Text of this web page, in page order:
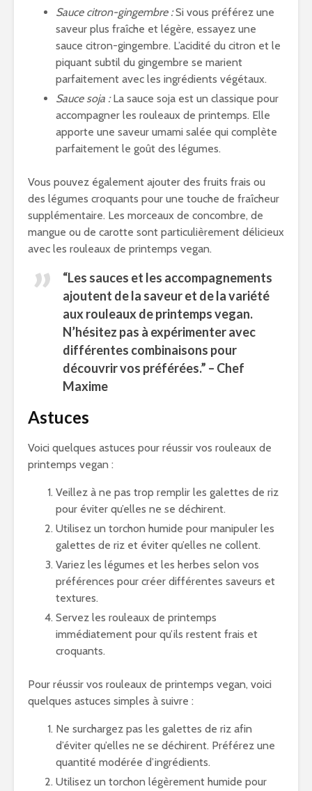
Sauce citron-gingembre :Si vous préférez une
saveur plus fraîche et légère, essayez une
sauce citron-gingembre. L’acidité du citron et le
piquant subtil du gingembre se marient
parfaitement avec les ingrédients végétaux.
Sauce soja :La sauce soja est un classique pour
accompagner les rouleaux de printemps. Elle
apporte une saveur umami salée qui complète
parfaitement le goût des légumes.
Vous pouvez également ajouter des fruits frais ou
des légumes croquants pour une touche de fraîcheur
supplémentaire. Les morceaux de concombre, de
mangue ou de carotte sont particulièrement délicieux
avec les rouleaux de printemps vegan.
“Les sauces et les accompagnements
ajoutent de la saveur et de la variété
aux rouleaux de printemps vegan.
N’hésitez pas à expérimenter avec
différentes combinaisons pour
découvrir vos préférées.” – Chef
Maxime
Astuces
Voici quelques astuces pour réussir vos rouleaux de
printemps vegan :
Veillez à ne pas trop remplir les galettes de riz
pour éviter qu’elles ne se déchirent.
Utilisez un torchon humide pour manipuler les
galettes de riz et éviter qu’elles ne collent.
Variez les légumes et les herbes selon vos
préférences pour créer différentes saveurs et
textures.
Servez les rouleaux de printemps
immédiatement pour qu’ils restent frais et
croquants.
Pour réussir vos rouleaux de printemps vegan, voici
quelques astuces simples à suivre :
Ne surchargez pas les galettes de riz afin
d’éviter qu’elles ne se déchirent. Préférez une
quantité modérée d’ingrédients.
Utilisez un torchon légèrement humide pour